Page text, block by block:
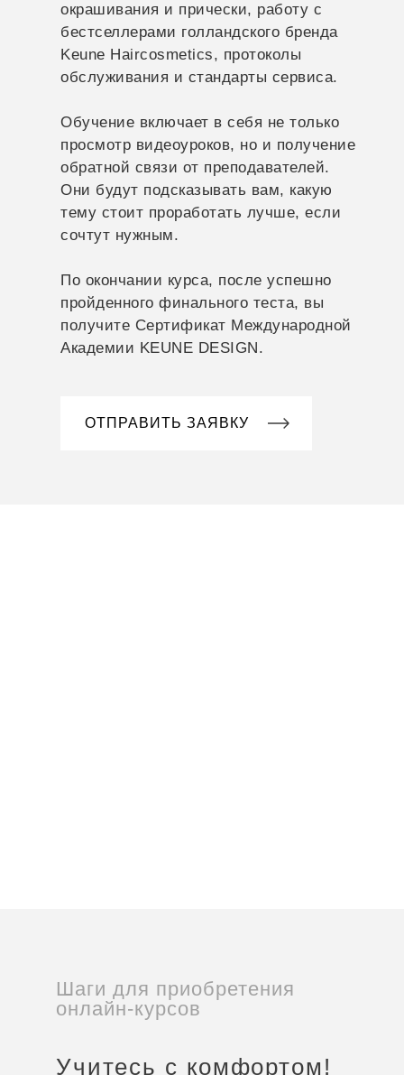
окрашивания и прически, работу с
бестселлерами голландского бренда
Keune Haircosmetics, протоколы
обслуживания и стандарты сервиса.
Обучение включает в себя не только
просмотр видеоуроков, но и получение
обратной связи от преподавателей.
Они будут подсказывать вам, какую
тему стоит проработать лучше, если
сочтут нужным.
По окончании курса, после успешно
пройденного финального теста, вы
получите Сертификат Международной
Академии KEUNE DESIGN.
ОТПРАВИТЬ ЗАЯВКУ
Шаги для приобретения
онлайн-курсов
Учитесь с комфортом!